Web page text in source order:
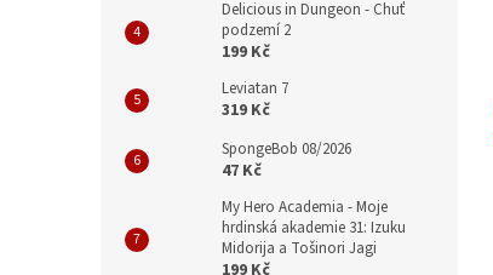
Delicious in Dungeon - Chuť
podzemí 2
199 Kč
Leviatan 7
319 Kč
SpongeBob 08/2026
47 Kč
My Hero Academia - Moje
hrdinská akademie 31: Izuku
Midorija a Tošinori Jagi
199 Kč